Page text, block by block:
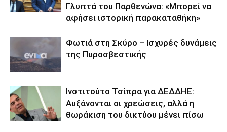
Γλυπτά του Παρθενώνα: «Μπορεί να
αφήσει ιστορική παρακαταθήκη»
Φωτιά στη Σκύρο – Ισχυρές δυνάμεις
της Πυροσβεστικής
Ινστιτούτο Τσίπρα για ΔΕΔΔΗΕ:
Αυξάνονται οι χρεώσεις, αλλά η
θωράκιση του δικτύου μένει πίσω